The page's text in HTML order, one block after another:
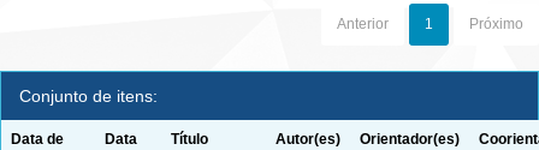
Anterior 1 Próximo
Conjunto de itens:
Data de
Data
Título Autor(es) Orientador(es)